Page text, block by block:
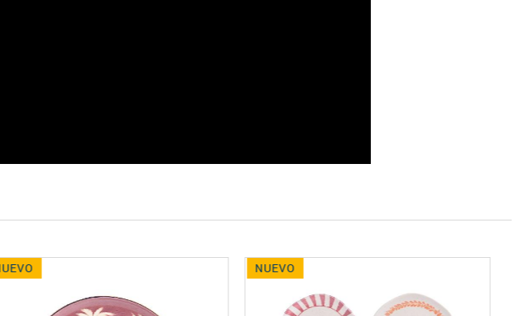
NUEVO NUEVO